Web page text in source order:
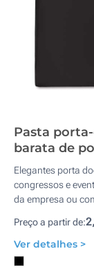
Pasta
barata de
Elegantes porta
congressos e
da empresa ou
Preço a partir de:
Ver detalhes >